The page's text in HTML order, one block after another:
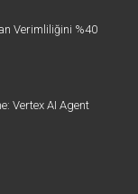
Verimliliğini %40
Vertex AI Agent